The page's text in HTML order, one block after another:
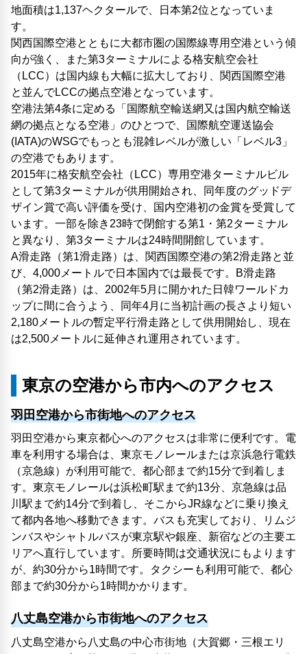
地面積は1,137ヘクタールで、日本第2位となっていま
す。
関西国際空港とともに大都市圏の国際線専用空港という傾
向が強く、また第3ターミナルによる格安航空会社
（LCC）は国内線も大幅に拡大しており、関西国際空港
と並んでLCCの拠点空港となっています。
空港法第4条に定める「国際航空輸送網又は国内航空輸送
網の拠点となる空港」のひとつで、国際航空運送協会
(IATA)のWSGでもっとも混雑レベルが激しい「レベル3」
の空港でもあります。
2015年に格安航空会社（LCC）専用空港ターミナルビル
として第3ターミナルが供用開始され、同年度のグッドデ
ザイン賞で高い評価を受け、国内空港初の金賞を受賞して
います。一部を除き23時で閉館する第1・第2ターミナル
と異なり、第3ターミナルは24時間開館しています。
A滑走路（第1滑走路）は、関西国際空港の第2滑走路と並
び、4,000メートルで日本国内では最長です。B滑走路
（第2滑走路）は、2002年5月に開かれた日韓ワールドカ
ップに間に合うよう、同年4月に当初計画の長さより短い
2,180メートルの暫定平行滑走路として供用開始し、現在
は2,500メートルに延伸され運用されています。
東京の空港から市内へのアクセス
羽田空港から市街地へのアクセス
羽田空港から東京都心へのアクセスは非常に便利です。電
車を利用する場合は、東京モノレールまたは京浜急行電鉄
（京急線）が利用可能で、都心部まで約15分で到着しま
す。東京モノレールは浜松町駅まで約13分、京急線は品
川駅まで約14分で到着し、そこからJR線などに乗り換え
て都内各地へ移動できます。バスも充実しており、リムジ
ンバスやシャトルバスが東京駅や銀座、新宿などの主要エ
リアへ直行しています。所要時間は交通状況にもよります
が、約30分から1時間です。タクシーも利用可能で、都心
部まで約30分から1時間かかります。
八丈島空港から市街地へのアクセス
八丈島空港から八丈島の中心市街地（大賀郷・三根エリ